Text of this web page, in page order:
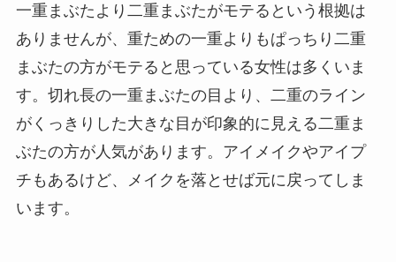
一重まぶたより二重まぶたがモテるという根拠は
ありませんが、重ための一重よりもぱっちり二重
まぶたの方がモテると思っている女性は多くいま
す。切れ長の一重まぶたの目より、二重のライン
がくっきりした大きな目が印象的に見える二重ま
ぶたの方が人気があります。アイメイクやアイプ
チもあるけど、メイクを落とせば元に戻ってしま
います。